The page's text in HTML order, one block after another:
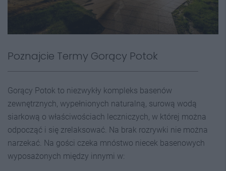
Poznajcie Termy Gorący Potok
Gorący Potok to niezwykły kompleks basenów
zewnętrznych, wypełnionych naturalną, surową wodą
siarkową o właściwościach leczniczych, w której można
odpocząć i się zrelaksować. Na brak rozrywki nie można
narzekać. Na gości czeka mnóstwo niecek basenowych
wyposażonych między innymi w: